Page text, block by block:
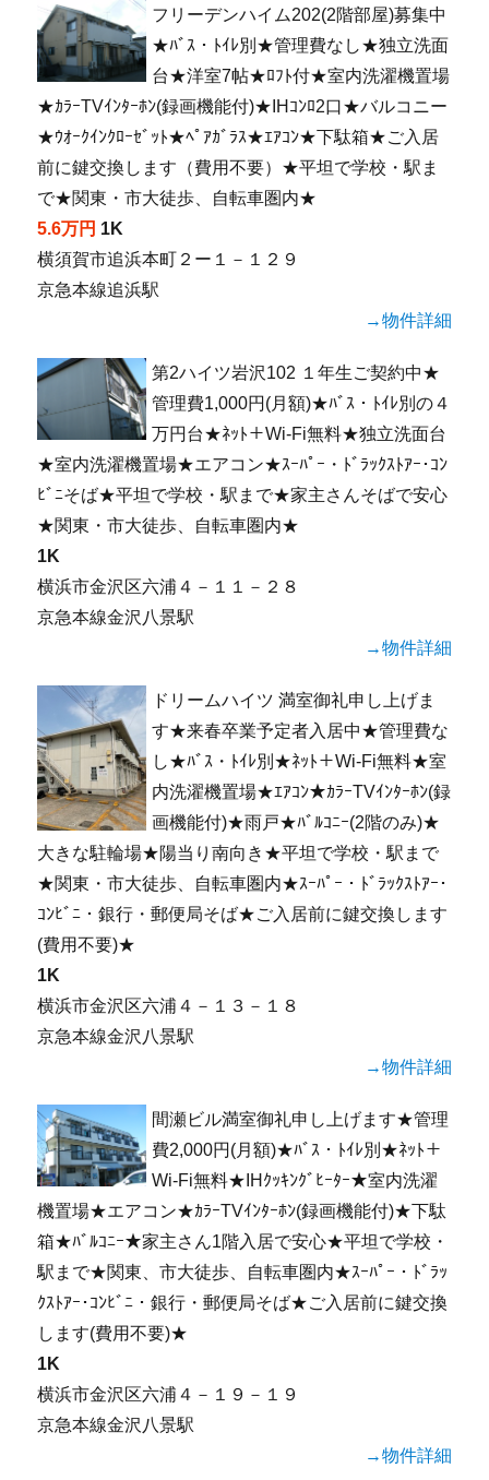
フリーデンハイム202(2階部屋)募集中
★ﾊﾞｽ・ﾄｲﾚ別★管理費なし★独立洗面
台★洋室7帖★ﾛﾌﾄ付★室内洗濯機置場
★ｶﾗｰTVｲﾝﾀｰﾎﾝ(録画機能付)★IHｺﾝﾛ2口★バルコニー
★ｳｵｰｸｲﾝｸﾛｰｾﾞｯﾄ★ﾍﾟｱｶﾞﾗｽ★ｴｱｺﾝ★下駄箱★ご入居
前に鍵交換します（費用不要）★平坦で学校・駅ま
で★関東・市大徒歩、自転車圏内★
5.6万円 1K
横須賀市追浜本町２ー１－１２９
京急本線追浜駅
→物件詳細
第2ハイツ岩沢102 １年生ご契約中★
管理費1,000円(月額)★ﾊﾞｽ・ﾄｲﾚ別の４
万円台★ﾈｯﾄ＋Wi-Fi無料★独立洗面台
★室内洗濯機置場★エアコン★ｽｰﾊﾟｰ・ﾄﾞﾗｯｸｽﾄｱｰ･ｺﾝ
ﾋﾞﾆそば★平坦で学校・駅まで★家主さんそばで安心
★関東・市大徒歩、自転車圏内★
1K
横浜市金沢区六浦４－１１－２８
京急本線金沢八景駅
→物件詳細
ドリームハイツ 満室御礼申し上げま
す★来春卒業予定者入居中★管理費な
し★ﾊﾞｽ・ﾄｲﾚ別★ﾈｯﾄ＋Wi-Fi無料★室
内洗濯機置場★ｴｱｺﾝ★ｶﾗｰTVｲﾝﾀｰﾎﾝ(録
画機能付)★雨戸★ﾊﾞﾙｺﾆｰ(2階のみ)★
大きな駐輪場★陽当り南向き★平坦で学校・駅まで
★関東・市大徒歩、自転車圏内★ｽｰﾊﾟｰ・ﾄﾞﾗｯｸｽﾄｱｰ･
ｺﾝﾋﾞﾆ・銀行・郵便局そば★ご入居前に鍵交換します
(費用不要)★
1K
横浜市金沢区六浦４－１３－１８
京急本線金沢八景駅
→物件詳細
間瀬ビル満室御礼申し上げます★管理
費2,000円(月額)★ﾊﾞｽ・ﾄｲﾚ別★ﾈｯﾄ＋
Wi-Fi無料★IHｸｯｷﾝｸﾞﾋｰﾀｰ★室内洗濯
機置場★エアコン★ｶﾗｰTVｲﾝﾀｰﾎﾝ(録画機能付)★下駄
箱★ﾊﾞﾙｺﾆｰ★家主さん1階入居で安心★平坦で学校・
駅まで★関東、市大徒歩、自転車圏内★ｽｰﾊﾟｰ・ﾄﾞﾗｯ
ｸｽﾄｱｰ･ｺﾝﾋﾞﾆ・銀行・郵便局そば★ご入居前に鍵交換
します(費用不要)★
1K
横浜市金沢区六浦４－１９－１９
京急本線金沢八景駅
→物件詳細